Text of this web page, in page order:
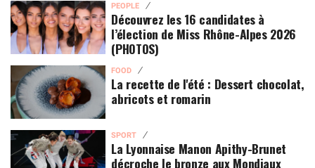
PEOPLE
Découvrez les 16 candidates à
l’élection de Miss Rhône-Alpes 2026
(PHOTOS)
FOOD
La recette de l'été : Dessert chocolat,
abricots et romarin
SPORT
La Lyonnaise Manon Apithy-Brunet
décroche le bronze aux Mondiaux